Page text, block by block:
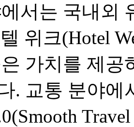
서는 국내외
위크(Hotel
가치를 제
. 교통 분야